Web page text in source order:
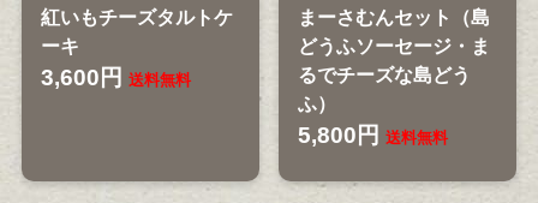
紅いもチーズタルトケ
ーキ
3,600円 送料無料
まーさむんセット（島
どうふソーセージ・ま
るでチーズな島どう
ふ）
5,800円 送料無料